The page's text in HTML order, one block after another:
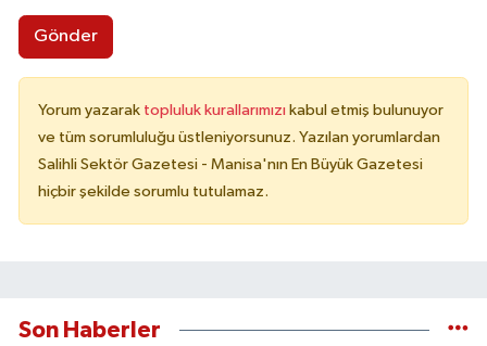
Gönder
Yorum yazarak topluluk kurallarımızı kabul etmiş bulunuyor
ve tüm sorumluluğu üstleniyorsunuz. Yazılan yorumlardan
Salihli Sektör Gazetesi - Manisa'nın En Büyük Gazetesi
hiçbir şekilde sorumlu tutulamaz.
Son Haberler